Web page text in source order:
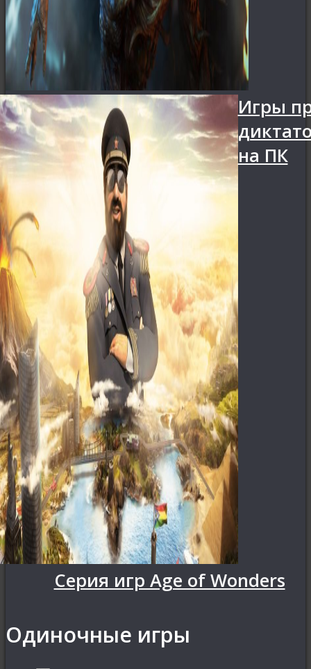
Игры
на ПК
Серия игр Age of Wonders
Одиночные игры